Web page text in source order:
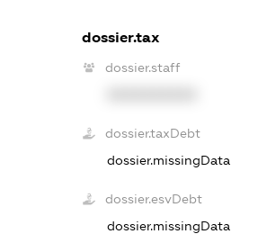
dossier.tax
dossier.staff
dossier.taxDebt
dossier.missingData
dossier.esvDebt
dossier.missingData